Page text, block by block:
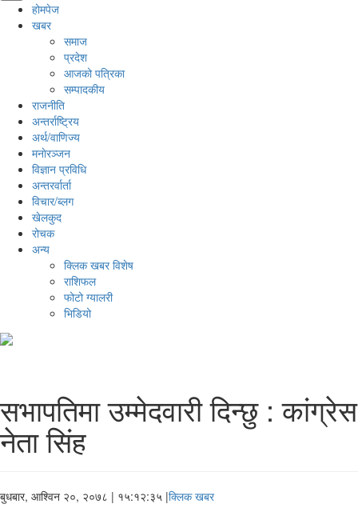
होमपेज
खबर
समाज
प्रदेश
आजको पत्रिका
सम्पादकीय
राजनीति
अन्तर्राष्ट्रिय
अर्थ/वाणिज्य
मनाेरञ्जन
विज्ञान प्रविधि
अन्तरर्वार्ता
विचार/ब्लग
खेलकुद
रोचक
अन्य
क्लिक खबर विशेष
राशिफल
फोटो ग्यालरी
भिडियो
सभापतिमा उम्मेदवारी दिन्छु : कांग्रेस
नेता सिंह
बुधबार, आश्विन २०, २०७८ | १५:१२:३५ |क्लिक खबर